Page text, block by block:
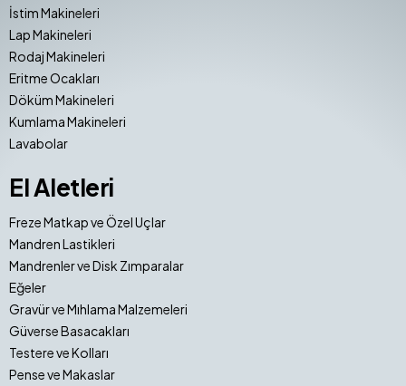
İstim Makineleri
Lap Makineleri
Rodaj Makineleri
Eritme Ocakları
Döküm Makineleri
Kumlama Makineleri
Lavabolar
El Aletleri
Freze Matkap ve Özel Uçlar
Mandren Lastikleri
Mandrenler ve Disk Zımparalar
Eğeler
Gravür ve Mıhlama Malzemeleri
Güverse Basacakları
Testere ve Kolları
Pense ve Makaslar